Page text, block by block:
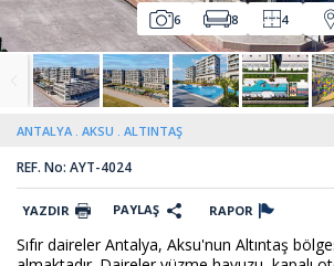
6 8 4
ANTALYA AKSU ALTINTAŞ
REF. No: AYT-4024
YAZDIR PAYLAŞ RAPOR
Sıfır daireler Antalya, Aksu'nun Altıntaş